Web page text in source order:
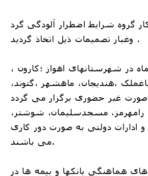
گروه شرایط اضطرار آلودگی گرد
وغبار تصمیمات ذیل اتخاذ گردید .
آموزشی کلیه مدارس در نوبتهای صبح و عصر روز دوشنبه ۲۶ آذرماه در شهرستانهای اهواز ؛کارون ،
،هندیجان، ماهشهر ،گتوند،
رامهرمز، مسجدسلیمان، شوشتر،
ادارات دولتی به صورت دور کاری
می باشند.
هماهنگی بانکها و بیمه ها در